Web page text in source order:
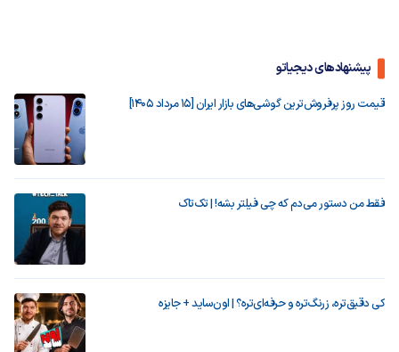
پیشنهادهای دیجیاتو
قیمت روز پرفروش‌ترین گوشی‌های بازار ایران [15 مرداد 1405]
فقط من دستور می‌دم که چی فیلتر بشه! | تک‌تاک
کی دقیق‌تره، زرنگ‌تره و حرفه‌ای‌تره؟ | اون‌ساید + جایزه